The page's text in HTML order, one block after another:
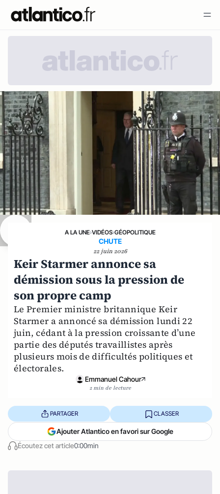
A LA UNE›VIDÉOS›GÉOPOLITIQUE
CHUTE
22 juin 2026
Keir Starmer annonce sa
démission sous la pression de
son propre camp
Le Premier ministre britannique Keir
Starmer a annoncé sa démission lundi 22
juin, cédant à la pression croissante d’une
partie des députés travaillistes après
plusieurs mois de difficultés politiques et
électorales.
Emmanuel Cahour
2 min de lecture
Écoutez cet article0:00min
PARTAGER CLASSER
Ajouter Atlantico en favori sur Google